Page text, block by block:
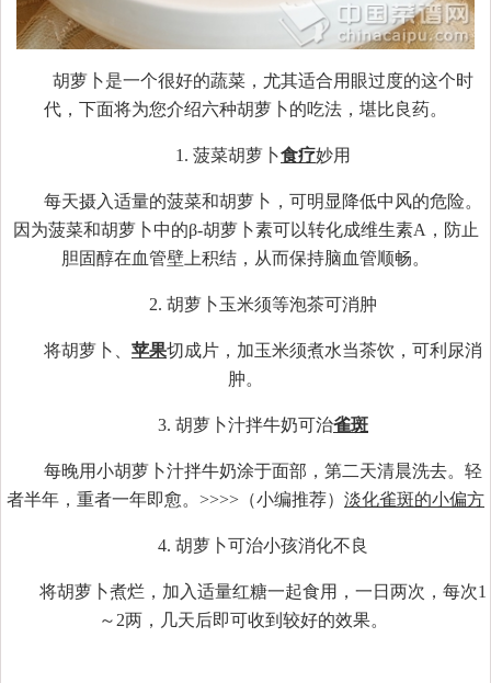
胡萝卜是一个很好的蔬菜，尤其适合用眼过度的这个时
代，下面将为您介绍六种胡萝卜的吃法，堪比良药。
1. 菠菜胡萝卜食疗妙用
每天摄入适量的菠菜和胡萝卜，可明显降低中风的危险。
因为菠菜和胡萝卜中的β-胡萝卜素可以转化成维生素A，防止
胆固醇在血管壁上积结，从而保持脑血管顺畅。
2. 胡萝卜玉米须等泡茶可消肿
将胡萝卜、 苹果切成片，加玉米须煮水当茶饮，可利尿消
肿。
3. 胡萝卜汁拌牛奶可治雀斑
每晚用小胡萝卜汁拌牛奶涂于面部，第二天清晨洗去。轻
者半年，重者一年即愈。>>>>（小编推荐） 淡化雀斑的小偏方
4. 胡萝卜可治小孩消化不良
将胡萝卜煮烂，加入适量红糖一起食用，一日两次，每次1
～2两，几天后即可收到较好的效果。